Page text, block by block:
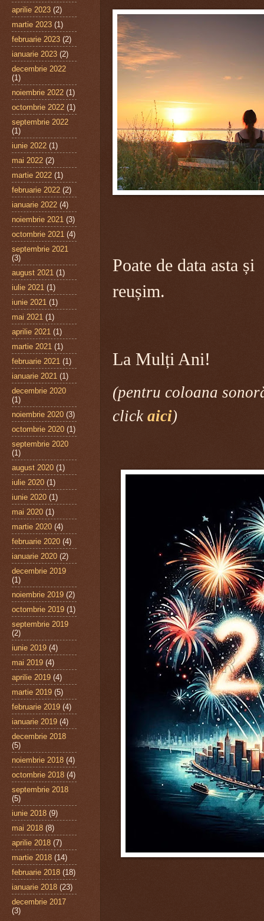
Poate de data asta și
reușim.
La Mulți Ani!
(pentru coloana
click aici)
aprilie 2023 (2)
martie 2023 (1)
februarie 2023 (2)
ianuarie 2023 (2)
decembrie 2022
(1)
noiembrie 2022 (1)
octombrie 2022 (1)
septembrie 2022
(1)
iunie 2022 (1)
mai 2022 (2)
martie 2022 (1)
februarie 2022 (2)
ianuarie 2022 (4)
noiembrie 2021 (3)
octombrie 2021 (4)
septembrie 2021
(3)
august 2021 (1)
iulie 2021 (1)
iunie 2021 (1)
mai 2021 (1)
aprilie 2021 (1)
martie 2021 (1)
februarie 2021 (1)
ianuarie 2021 (1)
decembrie 2020
(1)
noiembrie 2020 (3)
octombrie 2020 (1)
septembrie 2020
(1)
august 2020 (1)
iulie 2020 (1)
iunie 2020 (1)
mai 2020 (1)
martie 2020 (4)
februarie 2020 (4)
ianuarie 2020 (2)
decembrie 2019
(1)
noiembrie 2019 (2)
octombrie 2019 (1)
septembrie 2019
(2)
iunie 2019 (4)
mai 2019 (4)
aprilie 2019 (4)
martie 2019 (5)
februarie 2019 (4)
ianuarie 2019 (4)
decembrie 2018
(5)
noiembrie 2018 (4)
octombrie 2018 (4)
septembrie 2018
(5)
iunie 2018 (9)
mai 2018 (8)
aprilie 2018 (7)
martie 2018 (14)
februarie 2018 (18)
ianuarie 2018 (23)
decembrie 2017
(3)